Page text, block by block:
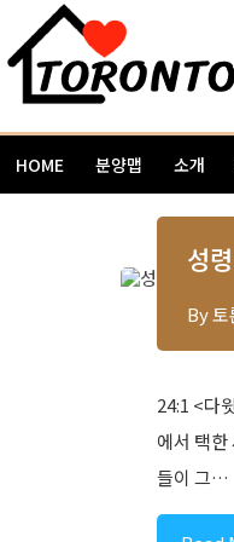
HOME 분양맵 소개
성
By토
24:1 <다
에서 택
들이 그…